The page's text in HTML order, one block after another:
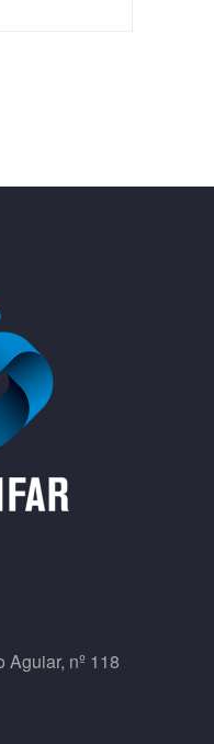
Aguiar, nº 118